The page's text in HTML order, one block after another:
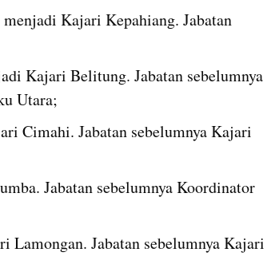
Kajari Kepahiang. Jabatan
Kajari Belitung. Jabatan sebelumnya
Utara;
Cimahi. Jabatan sebelumnya Kajari
Jabatan sebelumnya Koordinator
Lamongan. Jabatan sebelumnya Kajari